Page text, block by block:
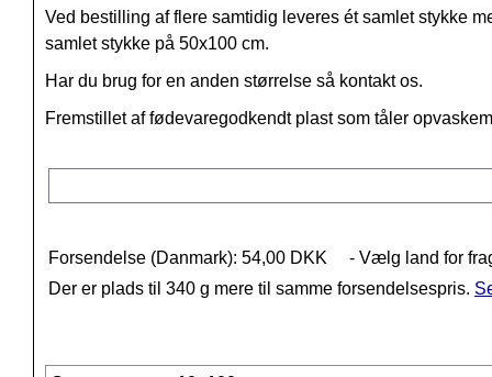
Ved bestilling af flere samtidig leveres ét samlet stykke
samlet stykke på 50x100 cm.
Har du brug for en anden størrelse så kontakt os.
Fremstillet af fødevaregodkendt plast som tåler
Forsendelse (Danmark): 54,00 DKK
- Vælg land for
Der er plads til 340 g mere til samme forsendelsespris.